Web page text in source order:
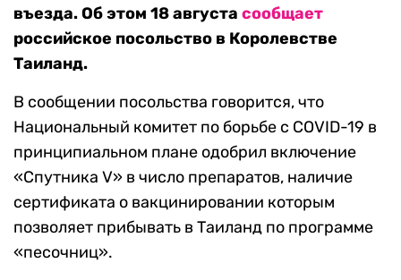
въезда. Об этом 18 августа сообщает
российское посольство в Королевстве
Таиланд.
В сообщении посольства говорится, что
Национальный комитет по борьбе с COVID-19 в
принципиальном плане одобрил включение
«Спутника V» в число препаратов, наличие
сертификата о вакцинировании которым
позволяет прибывать в Таиланд по программе
«песочниц».